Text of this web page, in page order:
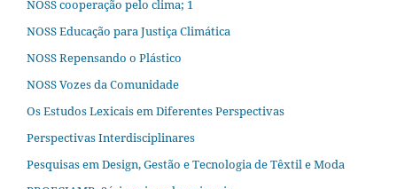
NOSS cooperação pelo clima; 1
NOSS Educação para Justiça Climática
NOSS Repensando o Plástico
NOSS Vozes da Comunidade
Os Estudos Lexicais em Diferentes Perspectivas
Perspectivas Interdisciplinares
Pesquisas em Design, Gestão e Tecnologia de Têxtil e Moda